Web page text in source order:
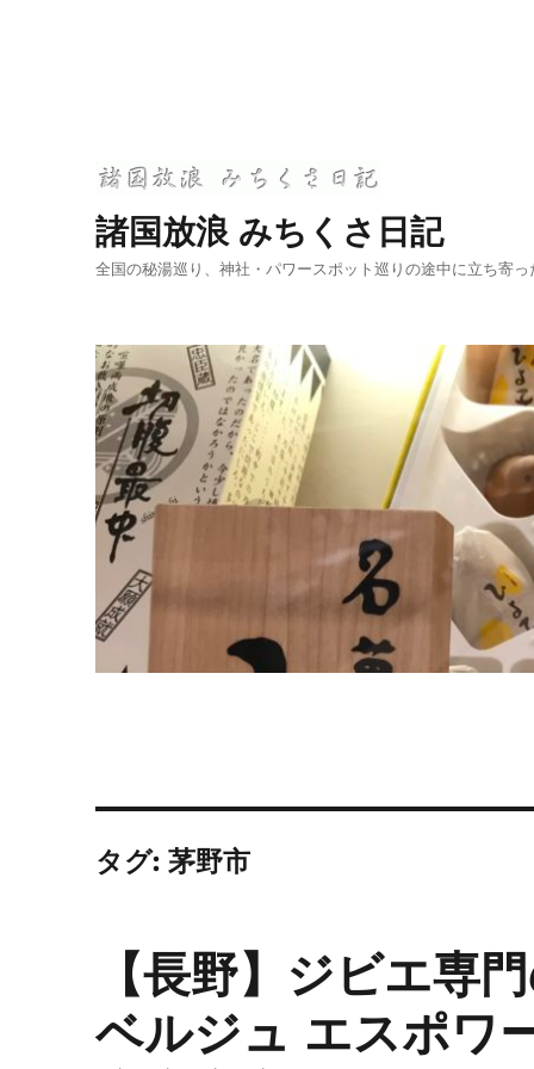
諸国放浪 みちくさ日記
全国の秘湯巡り、神社・パワースポット巡りの途中に立ち寄
タグ:茅野市
【長野】ジビエ専
ベルジュ エスポワ